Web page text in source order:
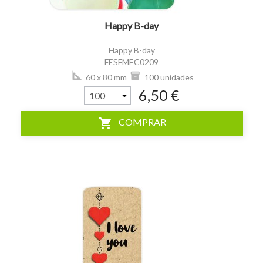
Happy B-day
Happy B-day
FESFMEC0209
60 x 80 mm
100 unidades
6,50 €
shopping_cart COMPRAR